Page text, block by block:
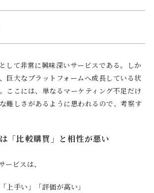
して非常に興味深いサービスである。しか
巨大なプラットフォームへ成長している状
ここには、単なるマーケティング不足だけ
難しさがあるように思われるので、考察す
「比較購買」と相性が悪い
ービスは、
上手い」「評価が高い」